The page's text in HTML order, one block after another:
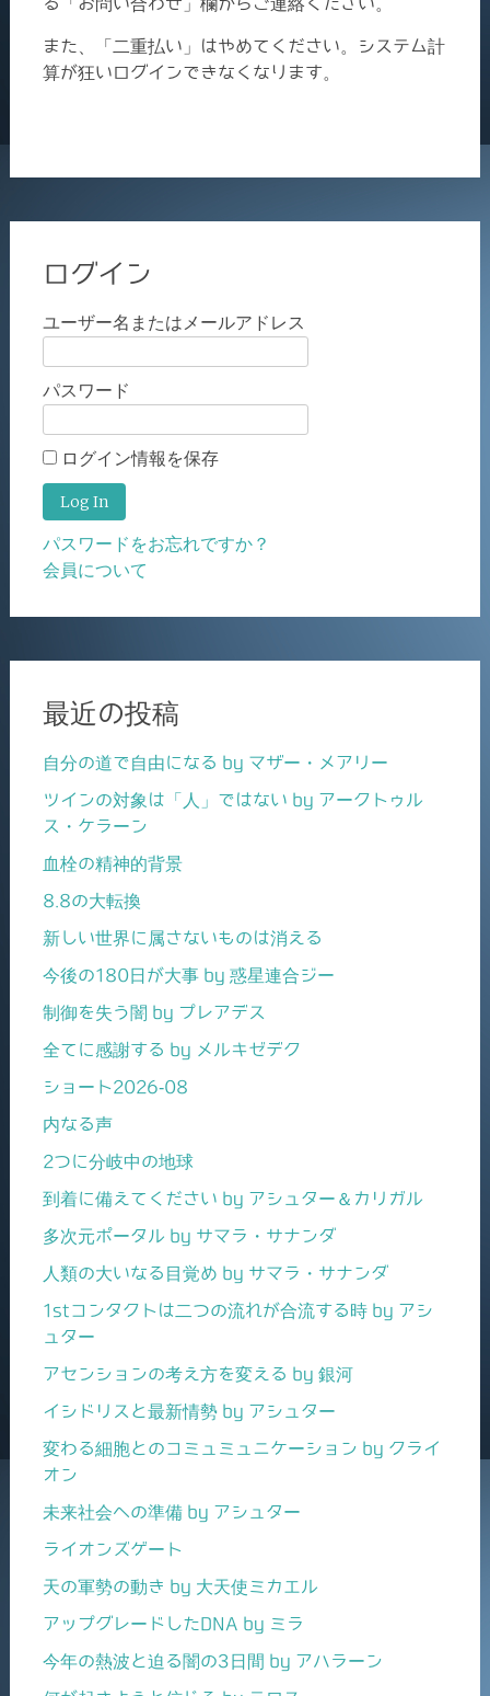
る「お問い合わせ」欄からご連絡ください。
また、「二重払い」はやめてください。システム計
算が狂いログインできなくなります。
ログイン
ユーザー名またはメールアドレス
パスワード
ログイン情報を保存
パスワードをお忘れですか？
会員について
最近の投稿
自分の道で自由になる by マザー・メアリー
ツインの対象は「人」ではない by アークトゥル
ス・ケラーン
血栓の精神的背景
8.8の大転換
新しい世界に属さないものは消える
今後の180日が大事 by 惑星連合ジー
制御を失う闇 by プレアデス
全てに感謝する by メルキゼデク
ショート2026-08
内なる声
2つに分岐中の地球
到着に備えてください by アシュター＆カリガル
多次元ポータル by サマラ・サナンダ
人類の大いなる目覚め by サマラ・サナンダ
1stコンタクトは二つの流れが合流する時 by アシ
ュター
アセンションの考え方を変える by 銀河
イシドリスと最新情勢 by アシュター
変わる細胞とのコミュミュニケーション by クライ
オン
未来社会への準備 by アシュター
ライオンズゲート
天の軍勢の動き by 大天使ミカエル
アップグレードしたDNA by ミラ
今年の熱波と迫る闇の3日間 by アハラーン